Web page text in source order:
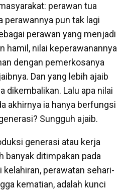
perawan tua
perawannya pun tak lagi
perawan yang menjadi
hamil, nilai keperawanannya
dengan pemerkosanya
Dan yang lebih ajaib
dikembalikan. Lalu apa nilai
akhirnya ia hanya berfungsi
Sungguh ajaib.
generasi atau kerja
banyak ditimpakan pada
perawatan sehari-
kematian, adalah kunci